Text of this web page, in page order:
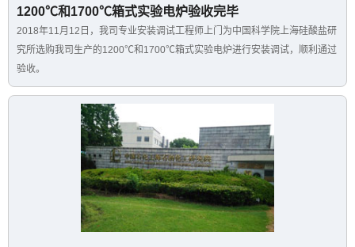
1200℃和1700℃箱式实验电炉验收完毕
2018年11月12日，我司专业安装调试工程师上门为中国科学院上海硅酸盐研
究所选购我司生产的1200℃和1700℃箱式实验电炉进行安装调试，顺利通过
验收。